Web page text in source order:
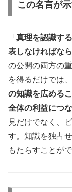
この名言が
「 真理を認識す
表しなければなら
の公開の両方の
を得るだけでは
の知識を広める
全体の利益につ
見だけでなく、
す。知識を独占
もたらすことが